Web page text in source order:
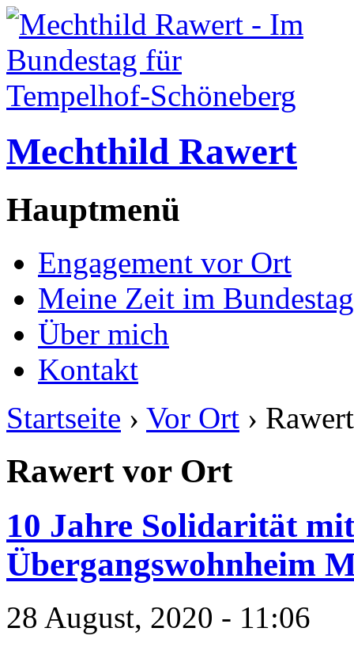
Mechthild Rawert
Hauptmenü
Engagement vor Ort
Meine Zeit im Bundestag
Über mich
Kontakt
Startseite › Vor Ort ›
Rawert vor Ort
10 Jahre Solidarität
Übergangswohnheim
28 August, 2020 - 11:06